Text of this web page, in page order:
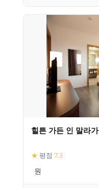
힐튼 가든 인 말라가
★ 평점 7.3